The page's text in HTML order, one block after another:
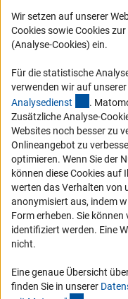
Barrierefreiheit
Service und Informationen
Erklärung zur Barrierefreiheit
Barriere melden
DFG-aktuell
Erhalten Sie Neuigkeiten
schauen Sie sich die
Zum Newsletter
Impressum Datenschutz
Service
Wir setzen auf unserer
Cookies sowie Cookies
(Analyse-Cookies) ein.
Für die statistische
verwenden wir auf unserer
Analysedienst
.
Zusätzliche Analyse-
Websites noch besser zu
Onlineangebot zu
optimieren. Wenn Sie der
können diese Cookies auf
werten das Verhalten von
anonymisiert aus, indem
Form erheben. Sie
identifiziert werden. Eine
nicht.
Eine genaue Übersicht
finden Sie in unserer